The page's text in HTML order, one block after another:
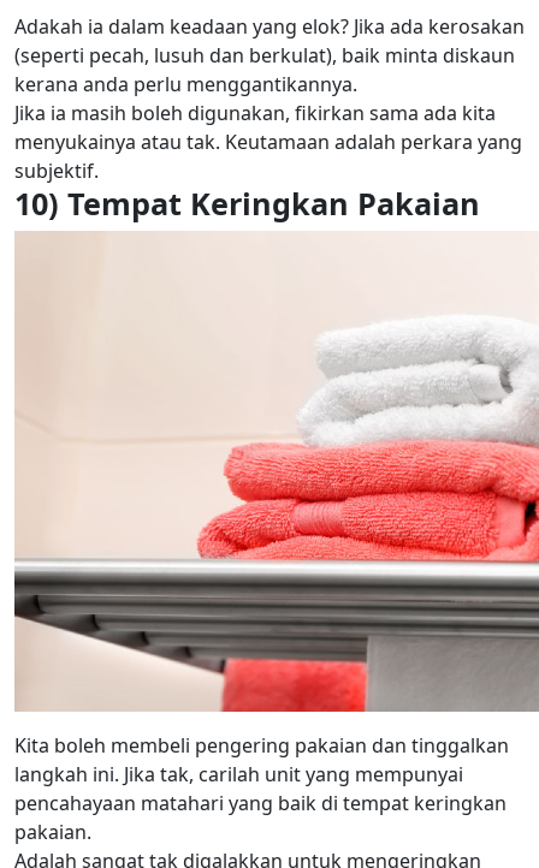
Adakah ia dalam keadaan yang elok? Jika ada kerosakan
(seperti pecah, lusuh dan berkulat), baik minta diskaun
kerana anda perlu menggantikannya.
Jika ia masih boleh digunakan, fikirkan sama ada kita
menyukainya atau tak. Keutamaan adalah perkara yang
subjektif.
10) Tempat Keringkan Pakaian
Kita boleh membeli pengering pakaian dan tinggalkan
langkah ini. Jika tak, carilah unit yang mempunyai
pencahayaan matahari yang baik di tempat keringkan
pakaian.
Adalah sangat tak digalakkan untuk mengeringkan